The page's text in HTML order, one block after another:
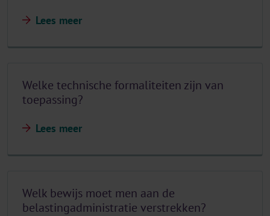
Lees meer
Welke technische formaliteiten zijn van
toepassing?
Lees meer
Welk bewijs moet men aan de
belastingadministratie verstrekken?